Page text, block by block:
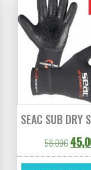
Este producto tiene
SEAC SUB DRY
58,00€El